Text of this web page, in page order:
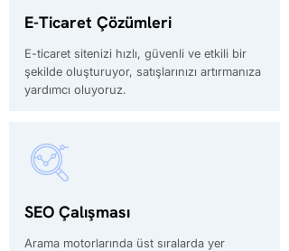
E-Ticaret Çözümleri
E-ticaret sitenizi hızlı, güvenli ve etkili bir
şekilde oluşturuyor, satışlarınızı artırmanıza
yardımcı oluyoruz.
SEO Çalışması
Arama motorlarında üst sıralarda yer